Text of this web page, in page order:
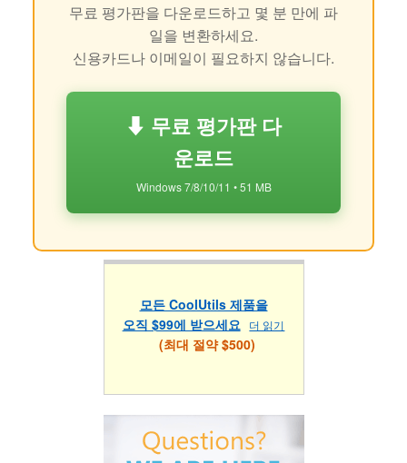
무료 평가판을 다운로드하고 몇 분 만에 파
일을 변환하세요.
신용카드나 이메일이 필요하지 않습니다.
⬇ 무료 평가판 다
운로드
Windows 7/8/10/11 • 51 MB
모든 CoolUtils 제품을
오직 $99에 받으세요
더 읽기
(최대 절약 $500)